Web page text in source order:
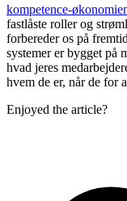
kompetence-
fastlåste roller og
forbereder os på
systemer er bygget på
hvad jeres
hvem de er, når de for
Enjoyed the article?